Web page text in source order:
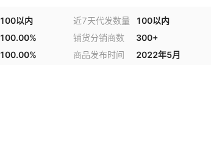
100以内 近7天代发数量
100以内
100.00% 铺货分销商数
300+
100.00% 商品发布时间 2022年5月